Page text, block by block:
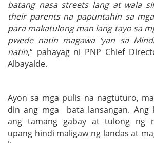
batang nasa streets lang at wala
their parents na papuntahin sa
para makatulong man lang tayo sa
pwede natin magawa ‘yan sa
natin,“ pahayag ni PNP Chief
Albayalde.
Ayon sa mga pulis na nagtuturo,
din ang mga bata lansangan. Ang
ang tamang gabay at tulong ng
upang hindi maligaw ng landas at